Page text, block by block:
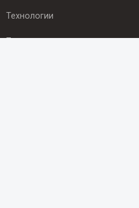
Технологии
Происшествия